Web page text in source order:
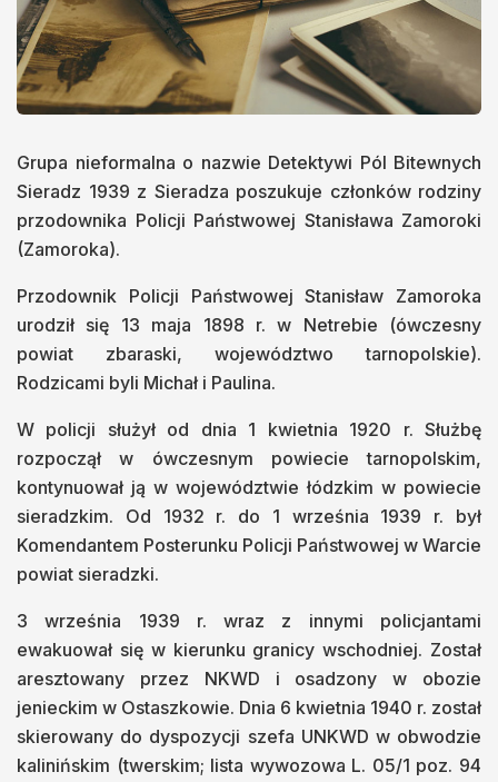
Grupa nieformalna o nazwie Detektywi Pól Bitewnych
Sieradz 1939 z Sieradza poszukuje członków rodziny
przodownika Policji Państwowej Stanisława Zamoroki
(Zamoroka).
Przodownik Policji Państwowej Stanisław Zamoroka
urodził się 13 maja 1898 r. w Netrebie (ówczesny
powiat zbaraski, województwo tarnopolskie).
Rodzicami byli Michał i Paulina.
W policji służył od dnia 1 kwietnia 1920 r. Służbę
rozpoczął w ówczesnym powiecie tarnopolskim,
kontynuował ją w województwie łódzkim w powiecie
sieradzkim. Od 1932 r. do 1 września 1939 r. był
Komendantem Posterunku Policji Państwowej w Warcie
powiat sieradzki.
3 września 1939 r. wraz z innymi policjantami
ewakuował się w kierunku granicy wschodniej. Został
aresztowany przez NKWD i osadzony w obozie
jenieckim w Ostaszkowie. Dnia 6 kwietnia 1940 r. został
skierowany do dyspozycji szefa UNKWD w obwodzie
kalinińskim (twerskim; lista wywozowa L. 05/1 poz. 94